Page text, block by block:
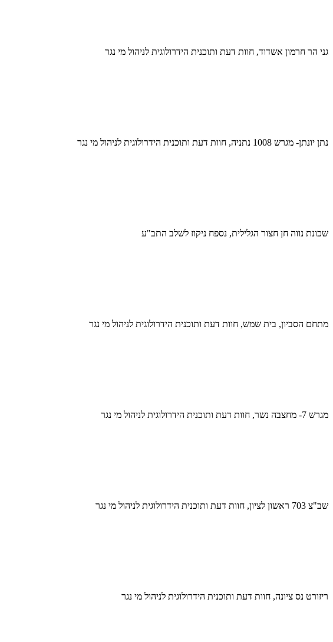
גני הר חרמון אשדוד, חוות דעת ותוכנית הידרולוגית לניהול מי נגר
נתן יונתן- מגרש 1008 נתניה, חוות דעת ותוכנית הידרולוגית לניהול מי נגר
שכונת נווה חן חצור הגלילית, נספח ניקוז לשלב התב"ע
מתחם הסביון, בית שמש, חוות דעת ותוכנית הידרולוגית לניהול מי נגר
מגרש 7- מחצבה נשר, חוות דעת ותוכנית הידרולוגית לניהול מי נגר
שב"צ 703 ראשון לציון, חוות דעת ותוכנית הידרולוגית לניהול מי נגר
ריזורט נס ציונה, חוות דעת ותוכנית הידרולוגית לניהול מי נגר